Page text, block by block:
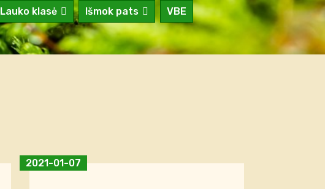
Lauko klasė Išmok pats
VBE
2021-01-07